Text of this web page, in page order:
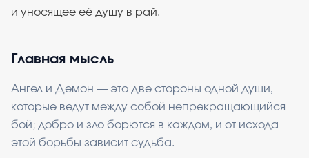
и уносящее её душу в рай.
Главная мысль
Ангел и Демон — это две стороны одной души,
которые ведут между собой непрекращающийся
бой; добро и зло борются в каждом, и от исхода
этой борьбы зависит судьба.